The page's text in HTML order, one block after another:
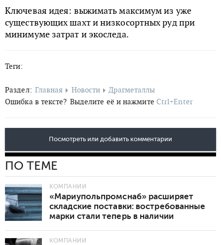
Ключевая идея: выжимать максимум из уже
существующих шахт и низкосортных руд при
минимуме затрат и экоследа.
Теги:
Раздел: Главная Новости
Драгметаллы
Ошибка в тексте? Выделите её и нажмите Ctrl+Enter
Посмотреть или добавить комментарии
ПО ТЕМЕ
КОМПАНИИ
«Мариупольпромснаб» расширяет
складские поставки: востребованные
марки стали теперь в наличии
КОМПАНИИ